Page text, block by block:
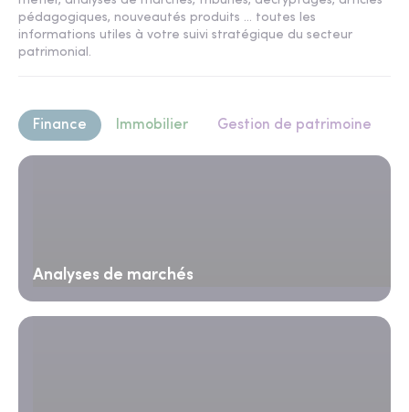
pédagogiques, nouveautés produits ... toutes les
informations utiles à votre suivi stratégique du secteur
patrimonial.
Finance Immobilier Gestion de patrimoine
Analyses de marchés